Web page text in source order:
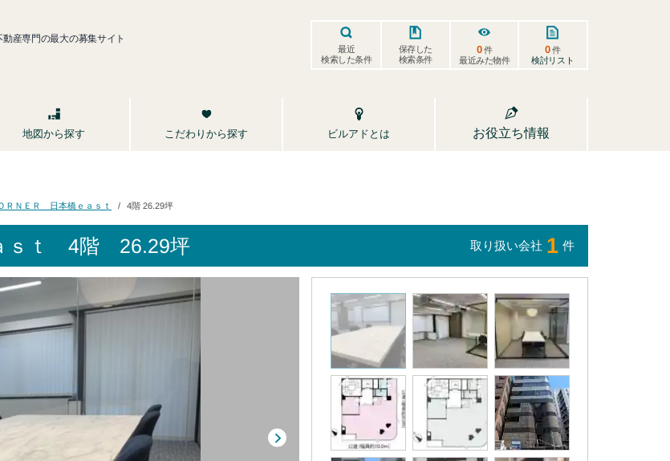
産専門の最大の募集サイト
最近
検索した条件
保存した
検索条件
0件
最近みた物件
0件
検討リスト
地図から探す こだわりから探す ビルアドとは お役立ち情報
ＲＮＥＲ 日本橋ｅａｓｔ 4階 26.29坪
ｔ 4階 26.29坪 取り扱い会社 1 件